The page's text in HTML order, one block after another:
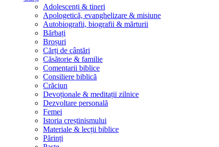
Adolescenți & tineri
Apologetică, evanghelizare & misiune
Autobiografii, biografii & mărturii
Bărbați
Broșuri
Cărți de cântări
Căsătorie & familie
Comentarii biblice
Consiliere biblică
Crăciun
Devoționale & meditații zilnice
Dezvoltare personală
Femei
Istoria creștinismului
Materiale & lecții biblice
Părinți